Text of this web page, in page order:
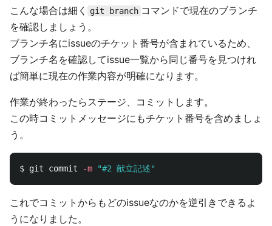
こんな場合は細く git branch コマンドで現在のブランチ
を確認しましょう。
ブランチ名にissueのチケット番号が含まれているため、
ブランチ名を確認してissue一覧から同じ番号を見つけれ
ば簡単に現在の作業内容が明確になります。
作業が終わったらステージ、コミットします。
この時コミットメッセージにもチケット番号を含めましょ
う。
$ git commit -m "#2 献立記述"
これでコミットからもどのissueなのかを逆引きできるよ
うになりました。